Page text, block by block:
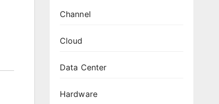
Channel
Cloud
Data Center
Hardware